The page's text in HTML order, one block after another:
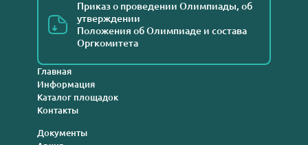
Приказ о проведении Олимпиады, об
утверждении
Положения об Олимпиаде и состава
Оргкомитета
Главная
Информация
Каталог площадок
Контакты
Документы